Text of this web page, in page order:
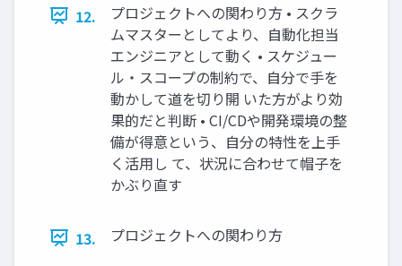
12.
プロジェクトへの関わり方 • スクラ
ムマスターとしてより、自動化担当
エンジニアとして動く • スケジュー
ル・スコープの制約で、自分で手を
動かして道を切り開 いた方がより効
果的だと判断 • CI/CDや開発環境の整
備が得意という、自分の特性を上手
く活用し て、状況に合わせて帽子を
かぶり直す
13. プロジェクトへの関わり方